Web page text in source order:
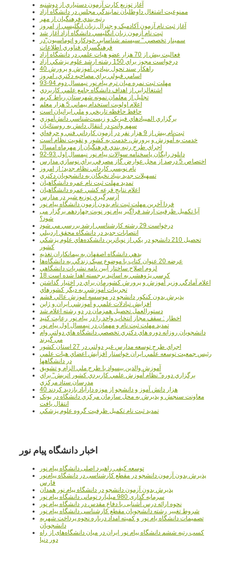
آغاز توزيع کارت آزمون دستياري از دوشنبه
ممنوعيت اشتغال داوطلبان نمايندگي مجلس در دانشگاه آزاد
رتبه بندي فرهنگيان از مهر
آغاز ثبت نام آزمون آکادميک و جنرال زبان انگليسي از امروز
ثبت نام آزمون زبان انگليسي دانشگاه آزاد آغاز شد
سمينار تخصصي " سيستم شناسايي خودکارو اتوماسيون"در
فرهنگسراي فناوري اطلاعات
فعاليت بيش از 70 هزار عضو هيات علمي در دانشگاه آزاد
درخواست مجوز براي 150 رشته ارشد علوم پزشکي آزاد
40 راهکار سند تحول بنيادين آموزش و پرورش
اسامي قبولي براي مصاحبه دکتري، امروز
مهلت ثبت نمره میان ترم پیام نور نیمسال دوم 94-93
اشتغالزايي از اهداف دانشگاه جامع علمي کاربردي
تجليل از معلمان نمونه شهرستان رباط کريم
اعلام اولويت استخدام پيماني 5 هزار معلم
حافظ حافظه تاريخي و ملي ايرانيان است
برگزاري المپيادهاي فيزيک و زيست‌شناسي دانش‌آموزي
سهم وانت در انتقال دانش به روستائيان
ثبت‌نام بيش از 9 هزار نفر در آزمون کارداني فني و حرفه‌اي
خدمت به آموزش و پرورش، خدمت به کشور و تقويت نظام است
اجراي طرح رتبه بندي فرهنگيان از مهرماه امسال
دانلود رایگان پاسخنامه سوالات پیام نور نیمسال اول 93-92
اختصاص 5 درصد از محل عوارض گاز مصرفي براي نوسازي مدارس
نام نويسي کارداني نظام جديد؛ از امروز
تسهيلات جديد بنياد نخبگان به دانشجويان دکتري
تمديد مهلت ثبت نام عمره دانشگاهيان
اعلام نتايج قرعه کشي عمره دانشگاهيان
ازسرگيري توزيع شير در مدارس
فردا آخرین مهلت ثبت نام بدون آزمون دانشگاه پیام نور
آیا تکمیل ظرفیت ارشد فراگیر پیام نور نوبت چهاردهم برگزار می
شود؟
درخواست 29 رشته کارشناسي ارشد بررسي مي شود
انتصابات جديد در دانشگاه محقق اردبيلي
تحصيل 210 دانشجو در يکي از نوپاترين دانشکده‌هاي علوم پزشکي
کشور
بدهي دانشگاه اصفهان به پيمانکاران تغذيه
عرضه 20 عنوان کتاب با موضوع سبک زندگي به دانشگاه‌ها
لزوم اصلاح ساختار آيين نامه نشريات دانشگاهي
18 کرسي پژوهشي به اساتيد برجسته اهدا شده است
اعلام آمادگي وزير آموزش و پرورش کشورمان براي در اختيار گذاشتن
تجربيات آموزشي به ديگر کشورهاي
پذيرش بدون کنکور دانشجو در موسسه آموزش عالي قشم
افزايش تبادلات علمي و آموزشي ايران و ژاپن
دستورالعمل تحصیل همزمان در دو رشته اعلام شد
اخطار : سقف مجاز انتخاب واحد را در پیام نور رعایت کنید
تمدید مهلت ثبت نام و مهمان در نیمسال اول پیام نور
دانشجويان روزانه دوره هاي دكتري تخصصي دانشگاه هاي دولتي وام
مي گيرند
اجراي طرح توسعه مدارس غير دولتي در 27 استان کشور
رئيس جمعيت توسعه علمي ايران خواستار افزايش اعضاي هيات علمي
در دانشگاهها
آموزش والدين بيسواد با طرح ملي الزام و تشويق
برگزاري دوره" نظام آموزش علمي كاربردي كشور اتريش" براي
مدرسان ستاد مرکزي
40 هزار دانش آموز و دانشجو از موزه دارآباد بازديد کردند
معاونت سنجش و پذيرش به محل سازمان مرکزي دانشگاه در پونک
انتقال يافت
تمديد ثبت نام تکميل ظرفيت گروه علوم پزشکي
اخبار دانشگاه پیام نور
توسعه کیفی راهبرد اصلی دانشگاه پیام نور
پذیرش بدون آزمون دانشجو در مقطع کارشناسی در دانشگاه پیام‌نور
فارس
پذیرش بدون آزمون دانشجو در دانشگاه پیام نور همدان
سرمایه گذاری 980 میلیارد تومانی دانشگاه پیام نور
نحوه ارائه درس آشنایی با دفاع مقدس در دانشگاه پیام نور
شروط تغییر رشته دانشجویان مقطع کارشناسی دانشگاه پیام نور
تصمیمات دانشگاه یام نور و کمیته امداد درباره نحوه پرداخت شهریه
دانشجویان
کسب رتبه ششم دانشگاه پیام نور ایران در میان دانشگاه‌های از راه
دور دنیا